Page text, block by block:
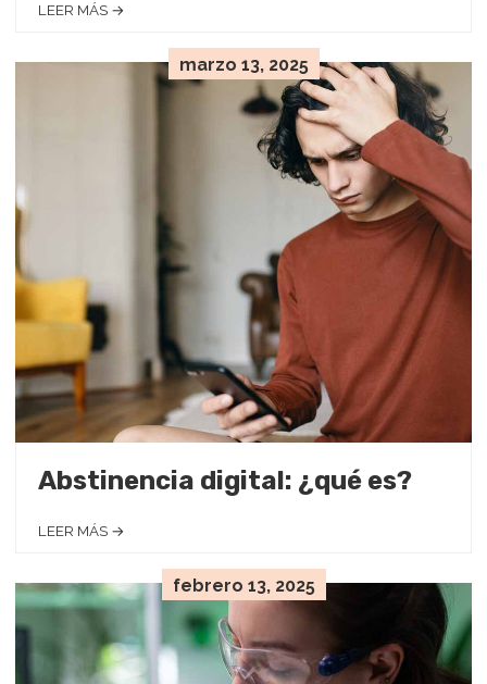
LEER MÁS →
marzo 13, 2025
Abstinencia digital: ¿qué es?
LEER MÁS →
febrero 13, 2025